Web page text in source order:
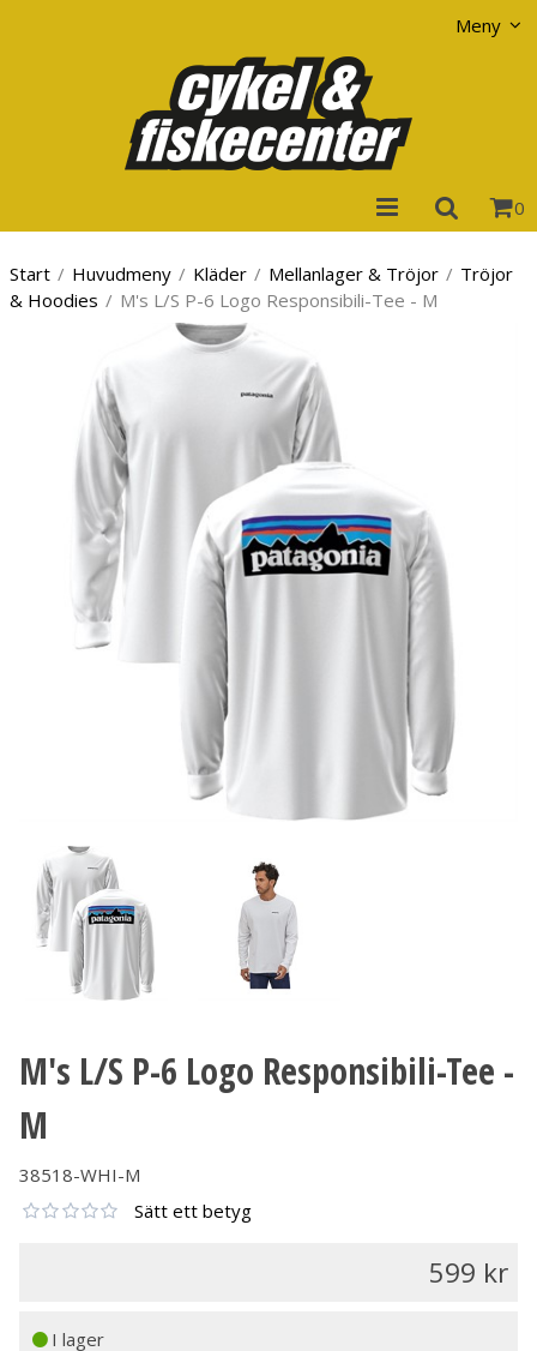
Meny
0
Start / Huvudmeny / Kläder / Mellanlager & Tröjor / Tröjor
& Hoodies / M's L/S P-6 Logo Responsibili-Tee - M
M's L/S P-6 Logo Responsibili-Tee -
M
38518-WHI-M
Sätt ett betyg
599
I lager